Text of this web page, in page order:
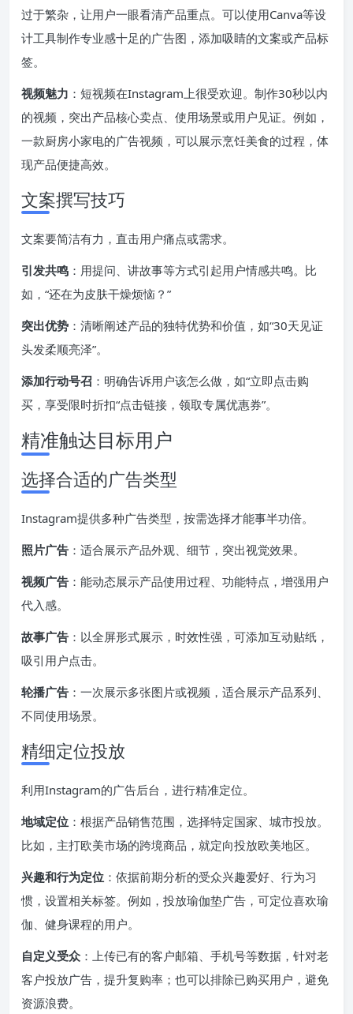
过于繁杂，让用户一眼看清产品重点。可以使用Canva等设
计工具制作专业感十足的广告图，添加吸睛的文案或产品标
签。
视频魅力 ：短视频在Instagram上很受欢迎。制作30秒以内
的视频，突出产品核心卖点、使用场景或用户见证。例如，
一款厨房小家电的广告视频，可以展示烹饪美食的过程，体
现产品便捷高效。
文案撰写技巧
文案要简洁有力，直击用户痛点或需求。
引发共鸣 ：用提问、讲故事等方式引起用户情感共鸣。比
如，“还在为皮肤干燥烦恼？”
突出优势 ：清晰阐述产品的独特优势和价值，如“30天见证
头发柔顺亮泽”。
添加行动号召 ：明确告诉用户该怎么做，如“立即点击购
买，享受限时折扣“点击链接，领取专属优惠券”。
精准触达目标用户
选择合适的广告类型
Instagram提供多种广告类型，按需选择才能事半功倍。
照片广告 ：适合展示产品外观、细节，突出视觉效果。
视频广告 ：能动态展示产品使用过程、功能特点，增强用户
代入感。
故事广告 ：以全屏形式展示，时效性强，可添加互动贴纸，
吸引用户点击。
轮播广告 ：一次展示多张图片或视频，适合展示产品系列、
不同使用场景。
精细定位投放
利用Instagram的广告后台，进行精准定位。
地域定位 ：根据产品销售范围，选择特定国家、城市投放。
比如，主打欧美市场的跨境商品，就定向投放欧美地区。
兴趣和行为定位 ：依据前期分析的受众兴趣爱好、行为习
惯，设置相关标签。例如，投放瑜伽垫广告，可定位喜欢瑜
伽、健身课程的用户。
自定义受众 ：上传已有的客户邮箱、手机号等数据，针对老
客户投放广告，提升复购率；也可以排除已购买用户，避免
资源浪费。